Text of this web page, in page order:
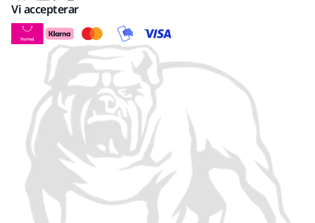
Vi accepterar